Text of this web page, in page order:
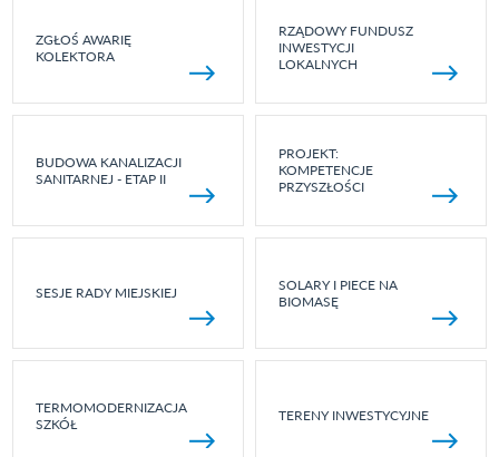
ZGŁOŚ AWARIĘ
KOLEKTORA
RZĄDOWY FUNDUSZ
INWESTYCJI
LOKALNYCH
BUDOWA KANALIZACJI
SANITARNEJ - ETAP II
PROJEKT:
KOMPETENCJE
PRZYSZŁOŚCI
SESJE RADY MIEJSKIEJ
SOLARY I PIECE NA
BIOMASĘ
TERMOMODERNIZACJA
SZKÓŁ
TERENY INWESTYCYJNE